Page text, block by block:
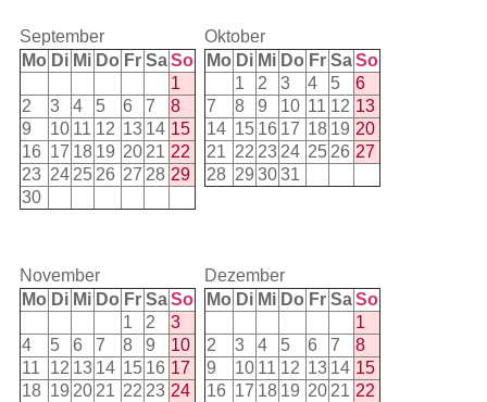
September
Mo Di Mi Do Fr SaSo
1
2
3 4 5 6 7
8
9
10 11 12 13 14 15
16 17 18 19 20 21 22
23 24 25 26 27 28 29
30
Oktober
Mo Di Mi Do Fr SaSo
1
2 3 4 5
6
7
8 9 10 11 12 13
14 15 16 17 18 19 20
21 22 23 24 25 26 27
28 29 3031
November
Mo Di Mi Do Fr SaSo
1
2
3
4
5 6 7 8 9
10
11
12 13 14 15 16 17
18 19 20 21 22 23 24
Dezember
Mo Di Mi Do Fr SaSo
1
2
3 4 5 6 7
8
9
10 11 12 13 14 15
16 17 18 19 20 21 22